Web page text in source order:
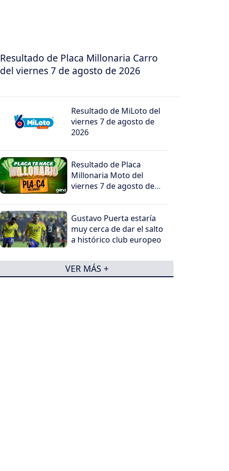
Resultado de Placa Millonaria Carro
del viernes 7 de agosto de 2026
Resultado de MiLoto del
viernes 7 de agosto de
2026
Resultado de Placa
Millonaria Moto del
viernes 7 de agosto de
Gustavo Puerta estaría
muy cerca de dar el salto
a histórico club europeo
VER MÁS +